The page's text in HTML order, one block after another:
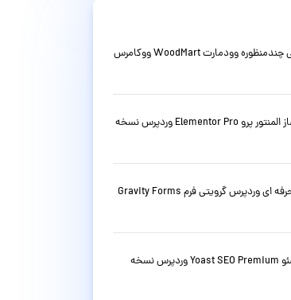
قالب فروشگاهی چندمنظوره وودمارت WoodMart ووکامرس
افزونه صفحه ساز المنتور پرو Elementor Pro وردپرس نسخه
افزونه فرم ساز حرفه ای وردپرس گرویتی فرم Gravity Forms
افزونه فارسی سئو Yoast SEO Premium وردپرس نسخه